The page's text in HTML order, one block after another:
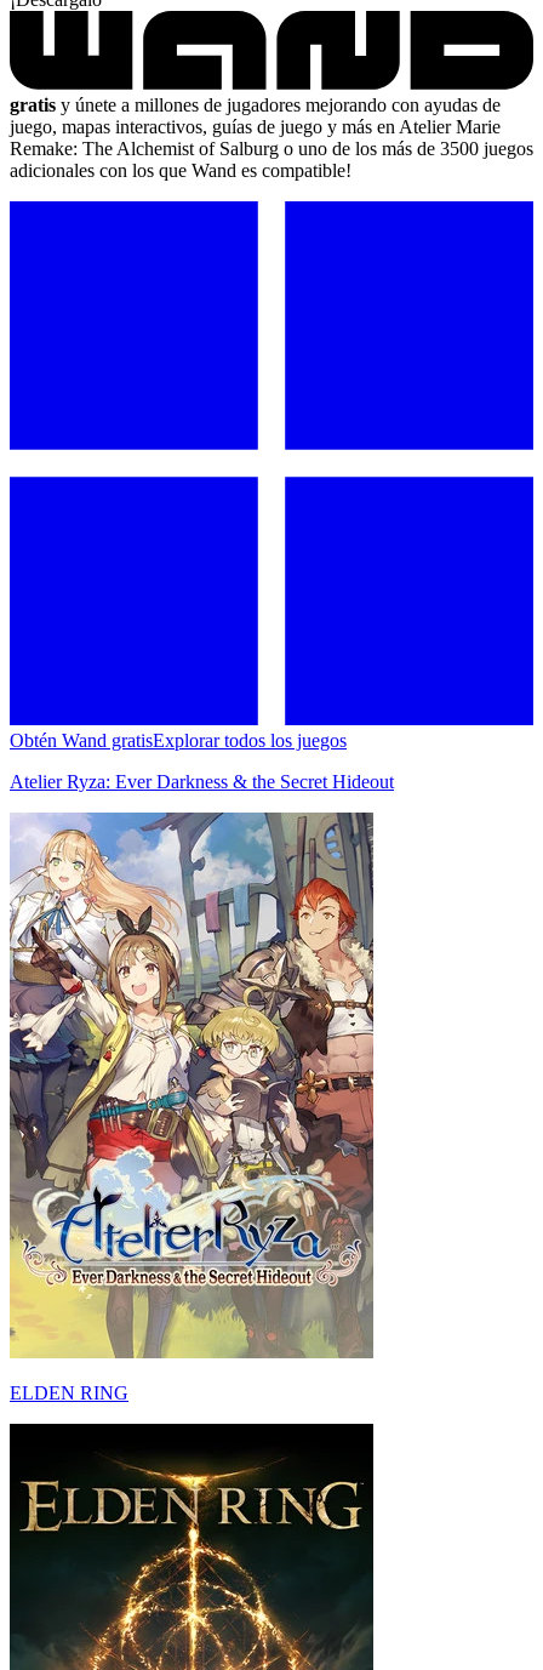
gratis y únete a millones de jugadores mejorando con ayudas de
juego, mapas interactivos, guías de juego y más en Atelier Marie
Remake: The Alchemist of Salburg o uno de los más de 3500 juegos
adicionales con los que Wand es compatible!
Obtén Wand gratisExplorar todos los juegos
Atelier Ryza: Ever Darkness & the Secret Hideout
ELDEN RING